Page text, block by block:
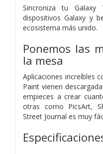
Sincroniza tu
dispositivos Galaxy y
ecosistema más unido.
Ponemos las
la mesa
Aplicaciones increíbles
Paint vienen
empieces a crear
otras como PicsArt,
Street Journal es muy